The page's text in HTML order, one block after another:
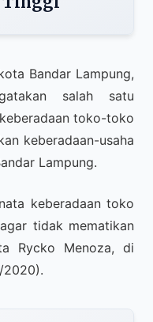
Bandar Lampung,
salah satu
toko-toko
keberadaan-usaha
Lampung.
keberadaan toko
tidak mematikan
Rycko Menoza, di
2020).